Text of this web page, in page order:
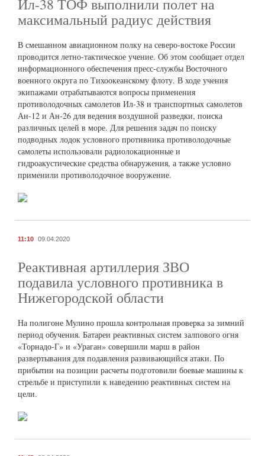
Ил-38 ТОФ выполнили полет на
максимальный радиус действия
В смешанном авиационном полку на северо-востоке России
проводится летно-тактическое учение. Об этом сообщает отдел
информационного обеспечения пресс-службы Восточного
военного округа по Тихоокеанскому флоту. В ходе учения
экипажами отрабатываются вопросы применения
противолодочных самолетов Ил-38 и транспортных самолетов
Ан-12 и Ан-26 для ведения воздушной разведки, поиска
различных целей в море. Для решения задач по поиску
подводных лодок условного противника противолодочные
самолеты использовали радиолокационные и
гидроакустические средства обнаружения, а также условно
применили противолодочное вооружение.
11:10 09.04.2020
Реактивная артиллерия ЗВО
подавила условного противника в
Нижегородской области
На полигоне Мулино прошла контрольная проверка за зимний
период обучения. Батареи реактивных систем залпового огня
«Торнадо-Г» и «Ураган» совершили марш в район
развертывания для подавления развивающийся атаки. По
прибытии на позиции расчеты подготовили боевые машины к
стрельбе и приступили к наведению реактивных систем на
цели.